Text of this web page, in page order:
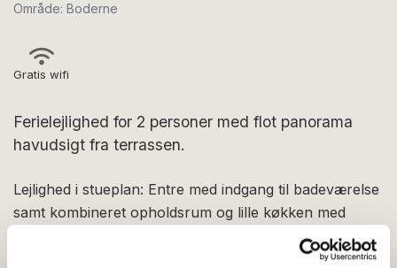
Område: Boderne
Gratis wifi
Ferielejlighed for 2 personer med flot panorama
havudsigt fra terrassen.
Lejlighed i stueplan: Entre med indgang til badeværelse
samt kombineret opholdsrum og lille køkken med
blandt andet kaffemaskine, elkedel og køleskab.
Opholdsrummet, som har en imponerende panorama